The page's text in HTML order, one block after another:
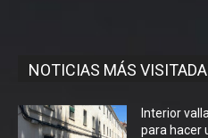
NOTICIAS MÁS
Interior
para hacer